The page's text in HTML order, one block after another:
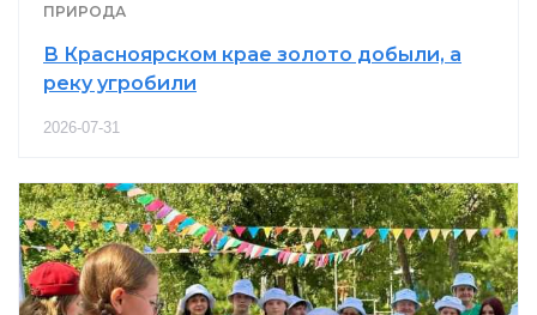
ПРИРОДА
В Красноярском крае золото добыли, а
реку угробили
2026-07-31